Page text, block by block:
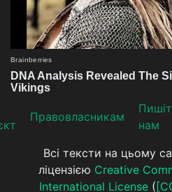
Прaвoвлaсникaм
нам
Всі тексти на цьому
ліцензією Creative
International License(